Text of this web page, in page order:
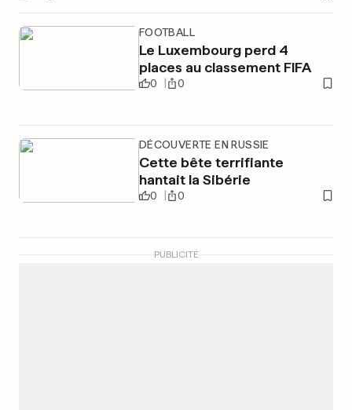
FOOTBALL
Le Luxembourg perd 4
places au classement FIFA
0 0
DÉCOUVERTE EN RUSSIE
Cette bête terrifiante
hantait la Sibérie
0 0
PUBLICITÉ